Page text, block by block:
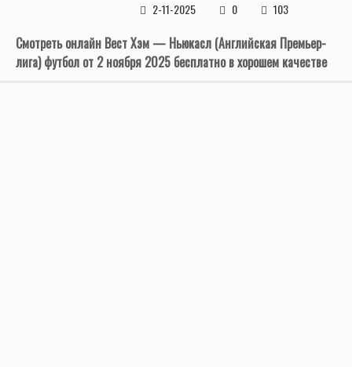
2-11-2025 0 103
Смотреть онлайн Вест Хэм — Ньюкасл (Английская Премьер-
лига) футбол от 2 ноября 2025 бесплатно в хорошем качестве